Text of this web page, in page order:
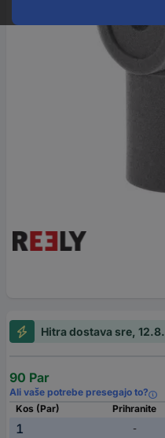
Hitra dostava sre, 12.8.
90 Par
Ali vaše potrebe presegajo to?
Kos (Par)
Prihranite
1 -